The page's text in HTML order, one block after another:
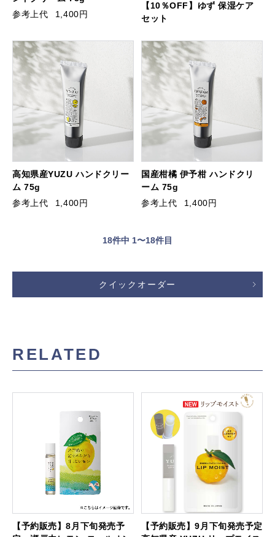
参考上代
1,400円
【10％OFF】ゆず 保湿ケア
セット
高知県産YUZU ハンドクリー
ム 75g
参考上代
1,400円
国産柑橘 伊予柑 ハンドクリ
ーム 75g
参考上代
1,400円
18件中 1〜18件目
クイックオーダー
RELATED
【予約販売】8月下旬発売予
【予約販売】9月下旬発売予定